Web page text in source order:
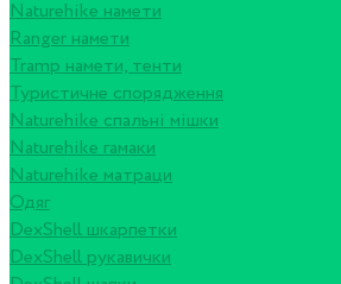
Naturehike намети
Ranger намети
Tramp намети, тенти
Туристичне спорядження
Naturehike спальні мішки
Naturehike гамаки
Naturehike матраци
Одяг
DexShell шкарпетки
DexShell рукавички